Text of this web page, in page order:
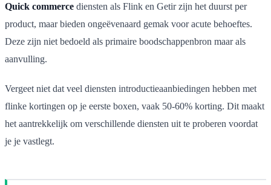
Quick commerce diensten als Flink en Getir zijn het duurst per
product, maar bieden ongeëvenaard gemak voor acute behoeftes.
Deze zijn niet bedoeld als primaire boodschappenbron maar als
aanvulling.
Vergeet niet dat veel diensten introductieaanbiedingen hebben met
flinke kortingen op je eerste boxen, vaak 50-60% korting. Dit maakt
het aantrekkelijk om verschillende diensten uit te proberen voordat
je je vastlegt.